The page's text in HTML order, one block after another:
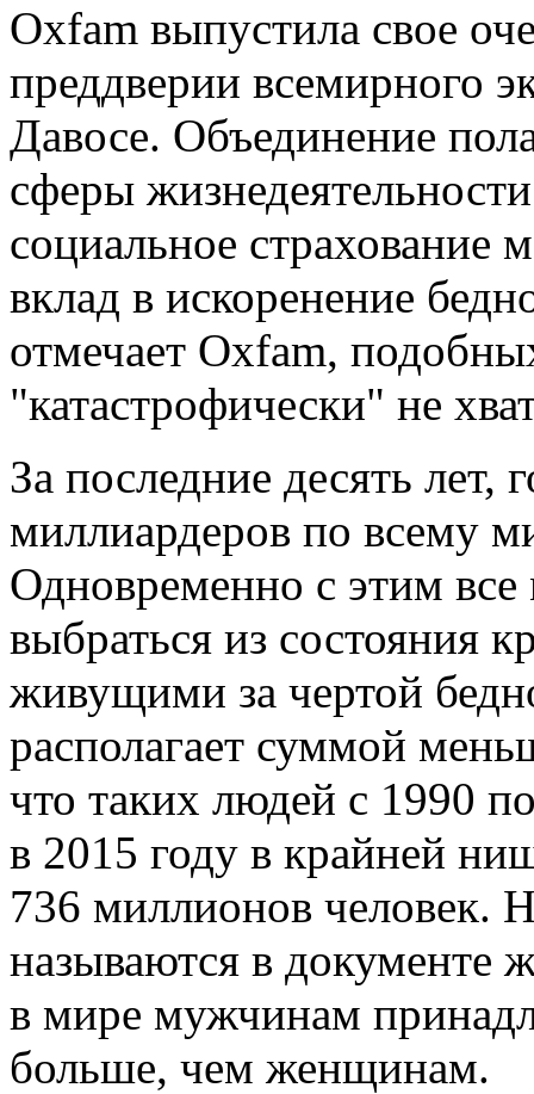
Oxfam выпустила свое
преддверии всемирного
Давосе. Объединение
сферы
социальное страхование
вклад в искоренение
отмечает Oxfam,
"катастрофически" не
За последние десять лет,
миллиардеров по всему
Одновременно с этим
выбраться из состояния
живущими за чертой
располагает суммой
что таких людей с 1990
в 2015 году в крайней
736 миллионов человек.
называются в документе
в мире мужчинам
больше, чем женщинам.